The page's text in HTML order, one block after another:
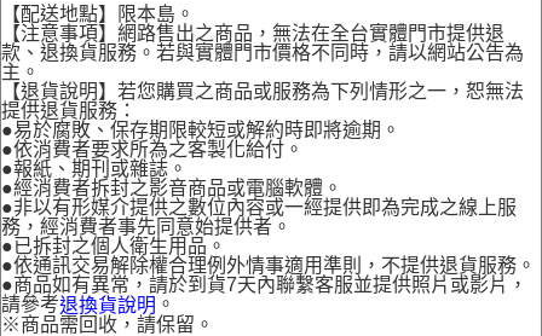
【配送地點】限本島。
【注意事項】網路售出之商品，無法在全台實體門市提供退
款、退換貨服務。若與實體門市價格不同時，請以網站公告為
主。
【退貨說明】若您購買之商品或服務為下列情形之一，恕無法
提供退貨服務：
●易於腐敗、保存期限較短或解約時即將逾期。
●依消費者要求所為之客製化給付。
●報紙、期刊或雜誌。
●經消費者拆封之影音商品或電腦軟體。
●非以有形媒介提供之數位內容或一經提供即為完成之線上服
務，經消費者事先同意始提供者。
●已拆封之個人衛生用品。
●依通訊交易解除權合理例外情事適用準則，不提供退貨服務。
●商品如有異常，請於到貨7天內聯繫客服並提供照片或影片，
請參考退換貨說明 。
※商品需回收，請保留。